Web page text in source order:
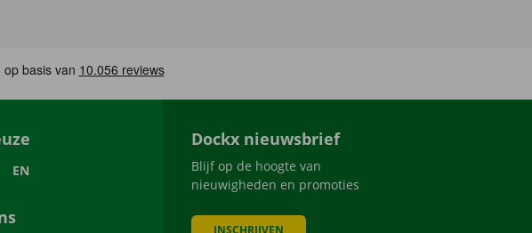
EN
Dockx nieuwsbrief
Blijf op de hoogte van
nieuwigheden en promoties
INSCHRIJVEN